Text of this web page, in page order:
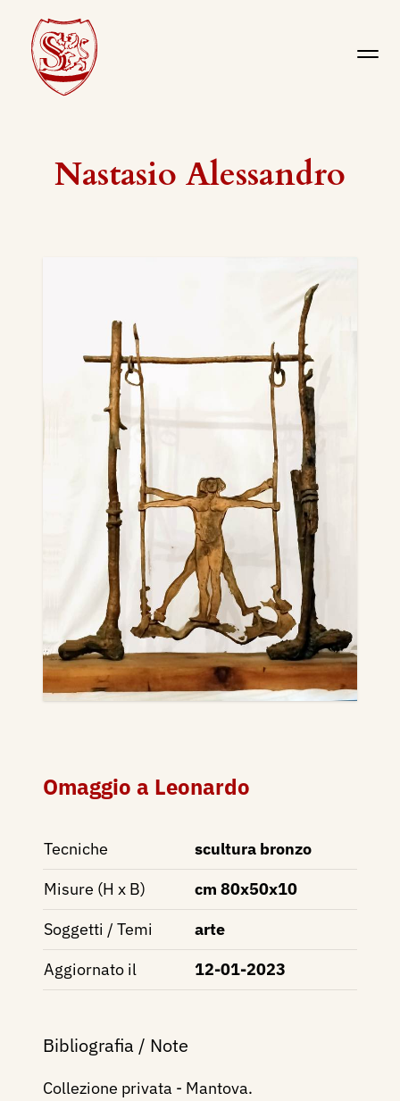
Nastasio Alessandro
Omaggio a Leonardo
Tecniche
scultura bronzo
Misure (H x B)
cm 80x50x10
Soggetti / Temi
arte
Aggiornato il
12-01-2023
Bibliografia / Note
Collezione privata - Mantova.